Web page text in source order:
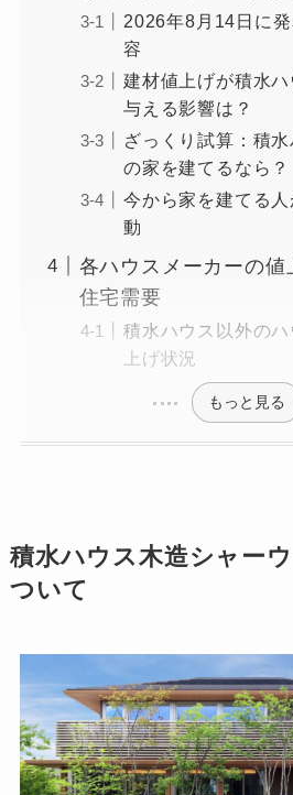
2026年8月14日に
容
建材値上げが積水
与える影響は？
ざっくり試算：積
の家を建てるなら？
今から家を建てる
動
各ハウスメーカーの値
住宅需要
積水ハウス以外の
上げ状況
もっと見る
積水ハウス木造シャー
ついて